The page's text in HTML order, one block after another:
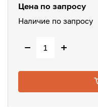
Цена по запросу
Наличие по запросу
− +